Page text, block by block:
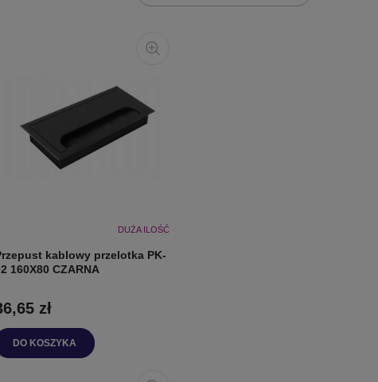
DUŻA ILOŚĆ
kablowy przelotka PK-
160X80 CZARNA
zł
DO KOSZYKA